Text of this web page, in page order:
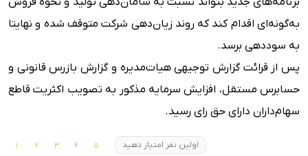
به‌گونه‌ای اقدام کند که روند زیان‌دهی شرکت متوقف شده و نهایتا
به سوددهی برسد.
پس از قرائت گزارش توجیهی هیات‌مدیره و گزارش بازرس قانونی و
حسابرس مستقل، افزایش سرمایه مذکور به تصویب اکثریت قاطع
سهام‌داران دارای حق رای رسید.
اولین نفر امتیاز دهید